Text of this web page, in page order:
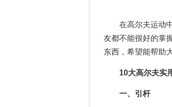
在高尔夫运动
友都不能很好的掌
东西，希望能帮助
10大高尔夫实
一、引杆